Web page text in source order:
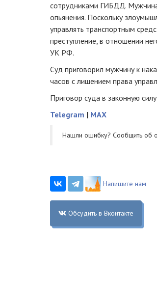
сотрудниками ГИБДД.
опьянения. Поскольку
управлять транспортным
преступление, в отношении
УК РФ.
Суд приговорил мужчину к
часов с лишением права
Приговор суда в законную
Telegram | MAX
Нашли ошибку? Cообщить об
Напишите нам
Обсудить в Вконтакте